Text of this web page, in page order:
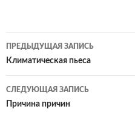
Навигация
по
записям
ПРЕДЫДУЩАЯ ЗАПИСЬ
Климатическая пьеса
СЛЕДУЮЩАЯ ЗАПИСЬ
Причина причин